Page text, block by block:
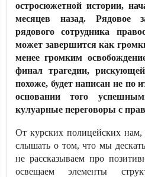
остросюжетной истории,
месяцев назад. Рядовое
рядового сотрудника
может завершится как
менее громким
финал трагедии,
похоже, будет написан не по
основании того
кулуарные переговоры с
От курских полицейских нам,
слышать о том, что мы
не рассказываем про
освещаем элементы